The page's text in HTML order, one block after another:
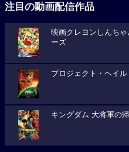
注目の動画配信作品
映画クレヨンしんち
ーズ
プロジェクト・ヘイ
キングダム 大将軍の